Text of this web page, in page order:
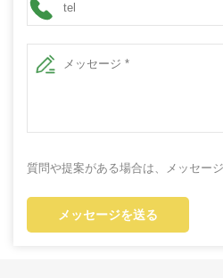
質問や提案がある場合は、メッセー
メッセージを送る